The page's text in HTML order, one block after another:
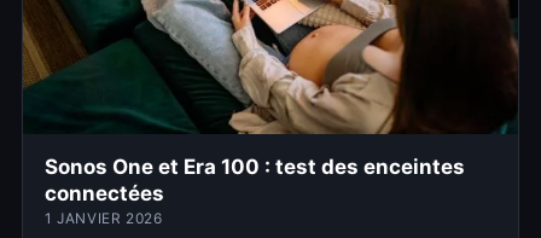
Sonos One et Era 100 : test des enceintes
connectées
1 JANVIER 2026